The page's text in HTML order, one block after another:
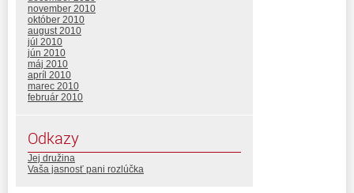
november 2010
október 2010
august 2010
júl 2010
jún 2010
máj 2010
apríl 2010
marec 2010
február 2010
Odkazy
Jej družina
Vaša jasnosť pani rozlúčka